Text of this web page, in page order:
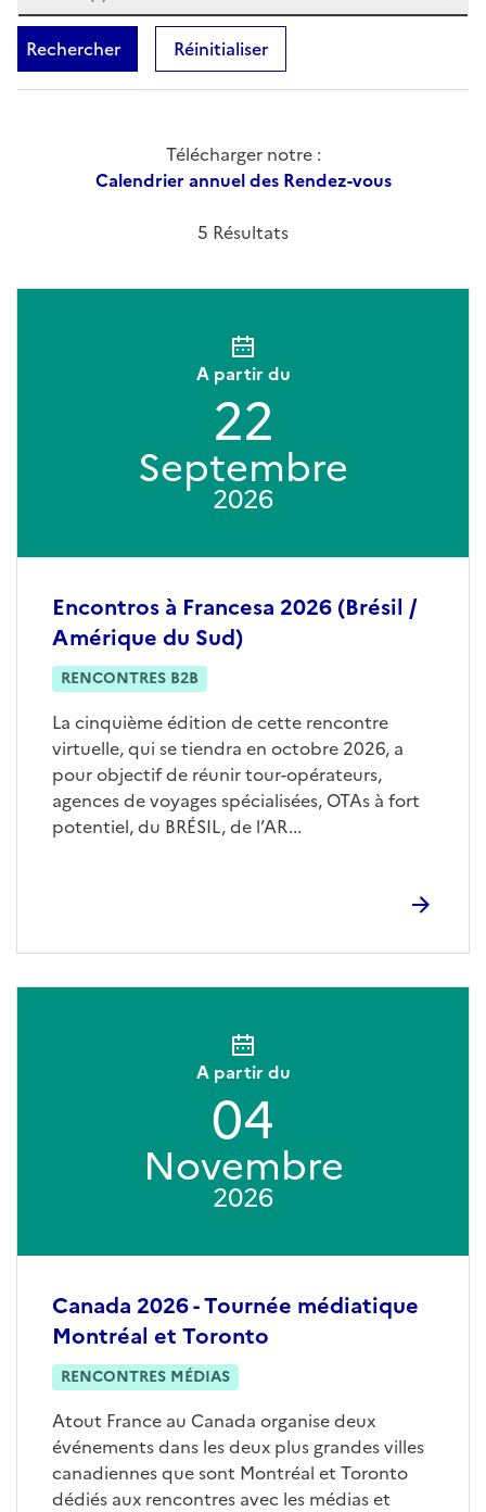
Rechercher Réinitialiser
Télécharger notre :
Calendrier annuel des Rendez-vous
5 Résultats
Encontros à Francesa 2026 (Brésil /
Amérique du Sud)
RENCONTRES B2B
La cinquième édition de cette rencontre
virtuelle, qui se tiendra en octobre 2026, a
pour objectif de réunir tour-opérateurs,
agences de voyages spécialisées, OTAs à fort
potentiel, du BRÉSIL, de l’AR...
A partir du
22
Septembre
2026
Canada 2026 - Tournée médiatique
Montréal et Toronto
RENCONTRES MÉDIAS
Atout France au Canada organise deux
événements dans les deux plus grandes villes
canadiennes que sont Montréal et Toronto
dédiés aux rencontres avec les médias et
A partir du
04
Novembre
2026